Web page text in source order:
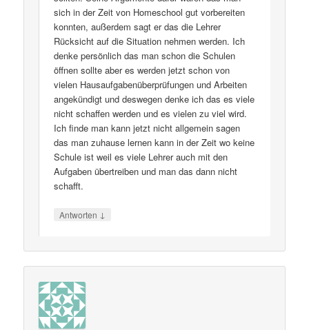
sich in der Zeit von Homeschool gut vorbereiten
konnten, außerdem sagt er das die Lehrer
Rücksicht auf die Situation nehmen werden. Ich
denke persönlich das man schon die Schulen
öffnen sollte aber es werden jetzt schon von
vielen Hausaufgabenüberprüfungen und Arbeiten
angekündigt und deswegen denke ich das es viele
nicht schaffen werden und es vielen zu viel wird.
Ich finde man kann jetzt nicht allgemein sagen
das man zuhause lernen kann in der Zeit wo keine
Schule ist weil es viele Lehrer auch mit den
Aufgaben übertreiben und man das dann nicht
schafft.
Antworten ↓